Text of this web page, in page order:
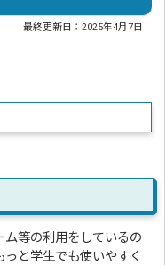
最終更新日：2025年4月7日
等の利用をしているの
と学生でも使いやすく